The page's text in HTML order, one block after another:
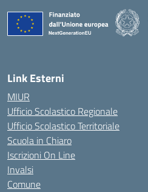
Link Esterni
MIUR
Ufficio Scolastico Regionale
Ufficio Scolastico Territoriale
Scuola in Chiaro
Iscrizioni On Line
Invalsi
Comune